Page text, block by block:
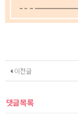
이전글
댓글목록